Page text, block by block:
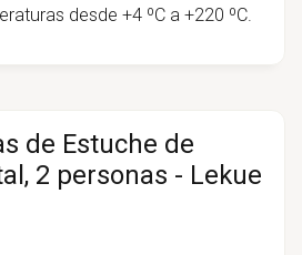
desde +4 ºC a +220 ºC.
de Estuche de
2 personas - Lekue